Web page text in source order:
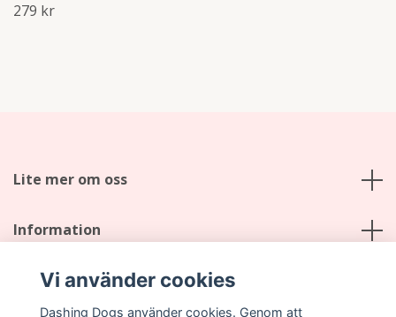
279 kr
Lite mer om oss
Information
Sociala medier
Vi använder cookies
Dashing Dogs använder cookies. Genom att